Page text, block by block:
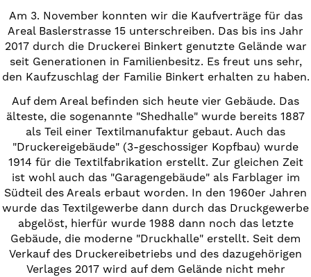
Am 3. November konnten wir die Kaufverträge für das
Areal Baslerstrasse 15 unterschreiben. Das bis ins Jahr
2017 durch die Druckerei Binkert genutzte Gelände war
seit Generationen in Familienbesitz. Es freut uns sehr,
den Kaufzuschlag der Familie Binkert erhalten zu haben.
Auf dem Areal befinden sich heute vier Gebäude. Das
älteste, die sogenannte "Shedhalle" wurde bereits 1887
als Teil einer Textilmanufaktur gebaut. Auch das
"Druckereigebäude" (3-geschossiger Kopfbau) wurde
1914 für die Textilfabrikation erstellt. Zur gleichen Zeit
ist wohl auch das "Garagengebäude" als Farblager im
Südteil des Areals erbaut worden. In den 1960er Jahren
wurde das Textilgewerbe dann durch das Druckgewerbe
abgelöst, hierfür wurde 1988 dann noch das letzte
Gebäude, die moderne "Druckhalle" erstellt. Seit dem
Verkauf des Druckereibetriebs und des dazugehörigen
Verlages 2017 wird auf dem Gelände nicht mehr